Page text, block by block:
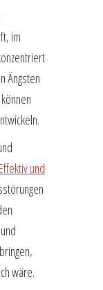
im
Ängsten
und
wäre.